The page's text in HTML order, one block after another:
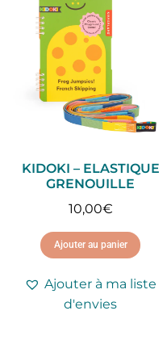
KIDOKI – ELASTIQUE
GRENOUILLE
10,00€
Ajouter au panier
Ajouter à ma liste
d'envies